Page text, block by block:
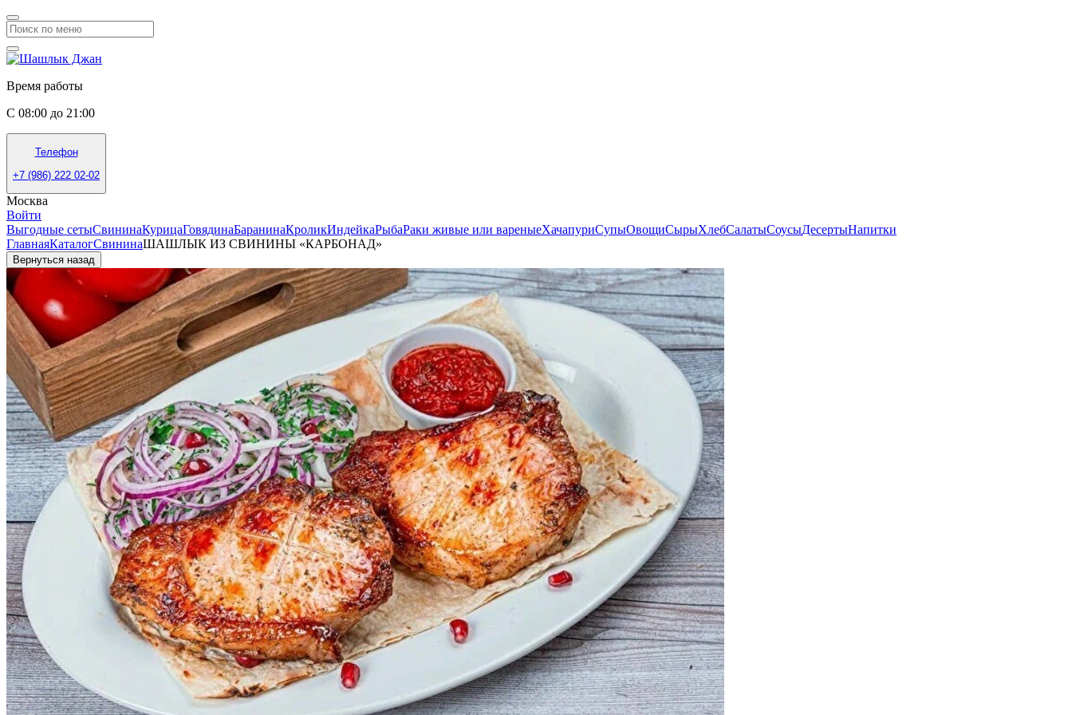
Время работы
С 08:00 до 21:00
Телефон
+7 (986) 222 02-02
Москва
Войти
Выгодные сетыСвининаКурицаГовядинаБаранинаКроликИндейкаРыбаРаки живые или вареныеХачапуриСупыОвощиСырыХлебСалатыСоусыДесертыНапитки
ГлавнаяКаталогСвининаШАШЛЫК ИЗ СВИНИНЫ «КАРБОНАД»
Вернуться назад